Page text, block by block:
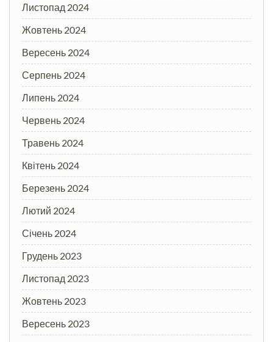
Листопад 2024
Жовтень 2024
Вересень 2024
Серпень 2024
Липень 2024
Червень 2024
Травень 2024
Квітень 2024
Березень 2024
Лютий 2024
Січень 2024
Грудень 2023
Листопад 2023
Жовтень 2023
Вересень 2023